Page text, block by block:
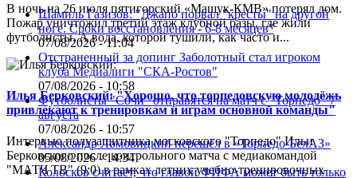
В ночь на 26 июля пятигорский «Машук-КМВ» потерял дом.
Пожар уничтожил третий этаж клубной базы, где жили
футболисты. А вода, которой тушили, как часто и...
Илья Берковский: "Хорошо, что торпедовскую молодёжь
привлекают к тренировкам и играм основной команды"
Интервью полузащитника московского "Торпедо" Ильи
Берковского после контрольного матча с медиакомандой
"МАТЧ ТВ" (9:0) в рамках летних учебно-тренировочных
Шамиль Газизов: "Джапо порвал "кресты" на другой
ноге. Сроки восстановления - 6-8 месяцев"
07/08/2026 - 11:04
Отстраненный за допинг Заболотный стал игроком
клуба Медиалиги "СКА-Ростов"
07/08/2026 - 10:58
Футболисты "Сочи" отправятся на матч с "Торпедо" 7
августа
07/08/2026 - 10:57
Александр Ломовицкий перешёл в «Торпедо-БелАЗ»
05/08/2026 - 14:34
Колосков считает, что главой ФИФА может быть только